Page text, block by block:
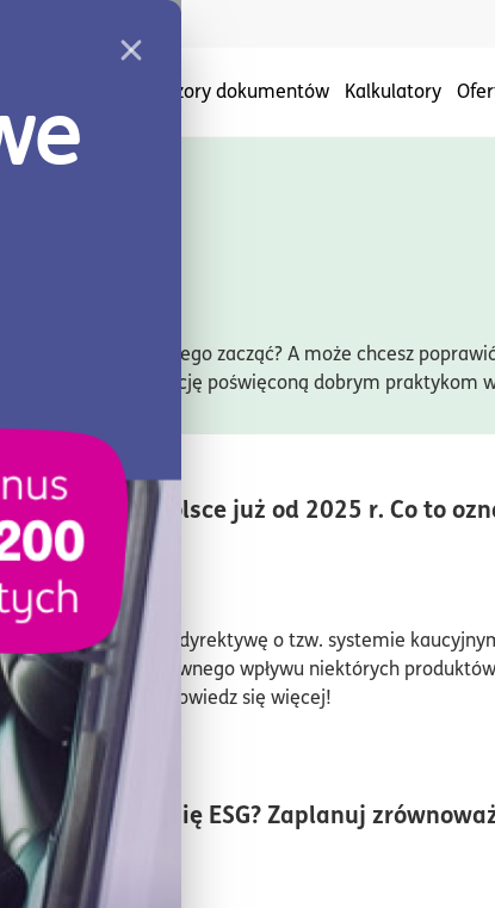
Wzory dokumentów Kalkulatory
ale nie wiesz, od czego zacząć? A może chcesz
sprawdź sekcję poświęconą dobrym praktykom
kaucyjny w Polsce już od 2025 r. Co to
czas czytania5minuty
zatwierdziła dyrektywę o tzw. systemie
negatywnego wpływu niektórych
na środowisko. Dowiedz się więcej!
strategię ESG? Zaplanuj
swojej firmy!